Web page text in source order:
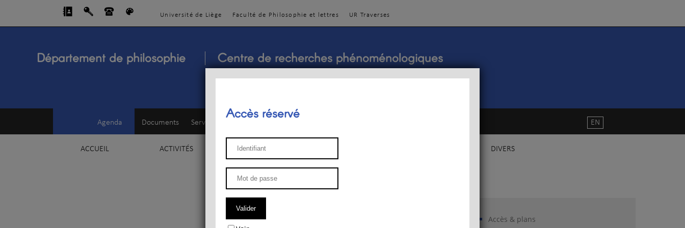
Université de Liège Faculté de Philosophie et lettres UR Traverses
Département de philosophie Centre de recherches phénoménologiques
Agenda Documents Service d'esthétique
ACCUEIL ACTIVITÉS ENSEIGNEMENT DIVERS
EN
Accès & plans
Accès réservé